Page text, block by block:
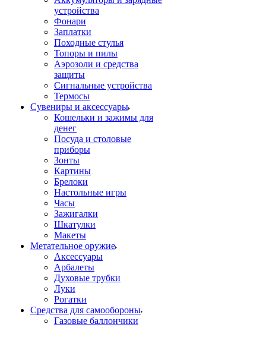
устройства
Фонари
Заплатки
Походные стулья
Топоры и пилы
Аэрозоли и средства
защиты
Сигнальные устройства
Термосы
Сувениры и аксессуары
Кошельки и зажимы для
денег
Посуда и столовые
приборы
Зонты
Картины
Брелоки
Настольные игры
Часы
Зажигалки
Шкатулки
Макеты
Метательное оружие
Аксессуары
Арбалеты
Духовые трубки
Луки
Рогатки
Средства для самообороны
Газовые баллончики